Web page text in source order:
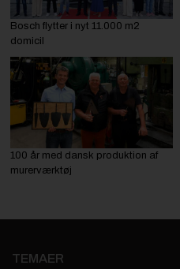
Bosch flytter i nyt 11.000 m2
domicil
100 år med dansk produktion af
murerværktøj
TEMAER